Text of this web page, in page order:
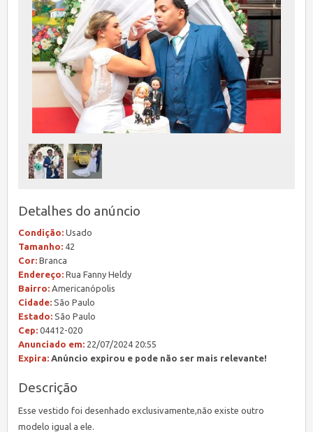
Detalhes do anúncio
Condição: Usado
Tamanho: 42
Cor: Branca
Endereço: Rua Fanny Heldy
Bairro: Americanópolis
Cidade: São Paulo
Estado: São Paulo
Cep: 04412-020
Anunciado em: 22/07/2024 20:55
Expira: Anúncio expirou e pode não ser mais relevante!
Descrição
Esse vestido foi desenhado exclusivamente,não existe outro
modelo igual a ele.